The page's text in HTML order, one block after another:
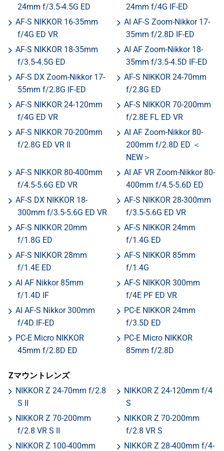
24mm f/3.5-4.5G ED
24mm f/4G IF-ED
AF-S NIKKOR 16-35mm
f/4G ED VR
AI AF-S Zoom-Nikkor 17-
35mm f/2.8D IF-ED
AF-S NIKKOR 18-35mm
f/3.5-4.5G ED
AI AF Zoom-Nikkor 18-
35mm f/3.5-4.5D IF-ED
AF-S DX Zoom-Nikkor 17-
55mm f/2.8G IF-ED
AF-S NIKKOR 24-70mm
f/2.8G ED
AF-S NIKKOR 24-120mm
f/4G ED VR
AF-S NIKKOR 70-200mm
f/2.8E FL ED VR
AF-S NIKKOR 70-200mm
f/2.8G ED VR II
AI AF Zoom-Nikkor 80-
200mm f/2.8D ED ＜
NEW＞
AF-S NIKKOR 80-400mm
f/4.5-5.6G ED VR
AI AF VR Zoom-Nikkor 80-
400mm f/4.5-5.6D ED
AF-S DX NIKKOR 18-
300mm f/3.5-5.6G ED VR
AF-S NIKKOR 28-300mm
f/3.5-5.6G ED VR
AF-S NIKKOR 20mm
f/1.8G ED
AF-S NIKKOR 24mm
f/1.4G ED
AF-S NIKKOR 28mm
f/1.4E ED
AF-S NIKKOR 85mm
f/1.4G
AI AF Nikkor 85mm
f/1.4D IF
AF-S NIKKOR 300mm
f/4E PF ED VR
AI AF-S Nikkor 300mm
f/4D IF-ED
PC-E NIKKOR 24mm
f/3.5D ED
PC-E Micro NIKKOR
45mm f/2.8D ED
PC-E Micro NIKKOR
85mm f/2.8D
Zマウントレンズ
NIKKOR Z 24-70mm f/2.8
S II
NIKKOR Z 24-120mm f/4
S
NIKKOR Z 70-200mm
f/2.8 VR S II
NIKKOR Z 70-200mm
f/2.8 VR S
NIKKOR Z 100-400mm
NIKKOR Z 28-400mm f/4-